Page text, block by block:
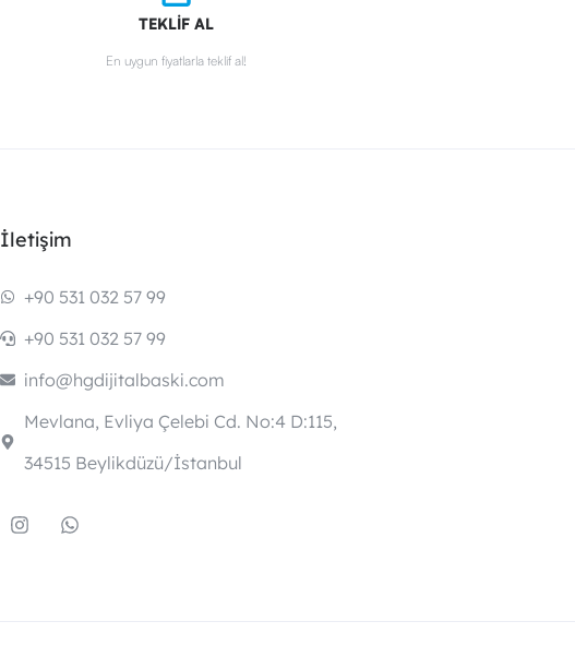
TEKLİF AL
En uygun fiyatlarla teklif al!
İletişim
+90 531 032 57 99
+90 531 032 57 99
info@hgdijitalbaski.com
Mevlana, Evliya Çelebi Cd. No:4 D:115,
34515 Beylikdüzü/İstanbul